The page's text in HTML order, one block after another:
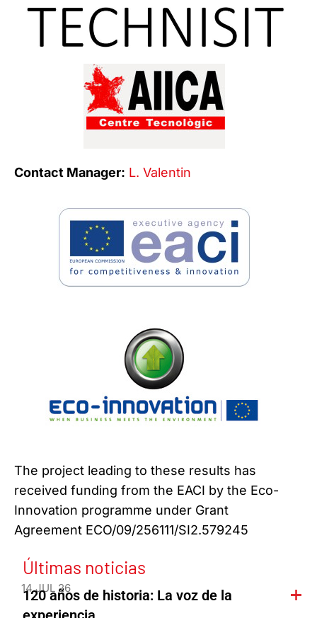
Contact Manager: L. Valentin
The project leading to these results has
received funding from the EACI by the Eco-
Innovation programme under Grant
Agreement ECO/09/256111/SI2.579245
Últimas noticias
14 JUL 26
120 años de historia: La voz de la